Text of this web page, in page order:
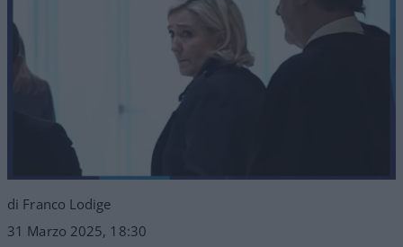
di Franco Lodige
31 Marzo 2025, 18:30